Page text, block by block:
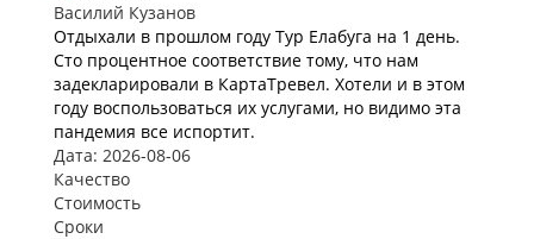
Василий Кузанов
Отдыхали в прошлом году Тур Елабуга на 1 день.
Сто процентное соответствие тому, что нам
задекларировали в КартаТревел. Хотели и в этом
году воспользоваться их услугами, но видимо эта
пандемия все испортит.
Дата: 2026-08-06
Качество
Стоимость
Сроки